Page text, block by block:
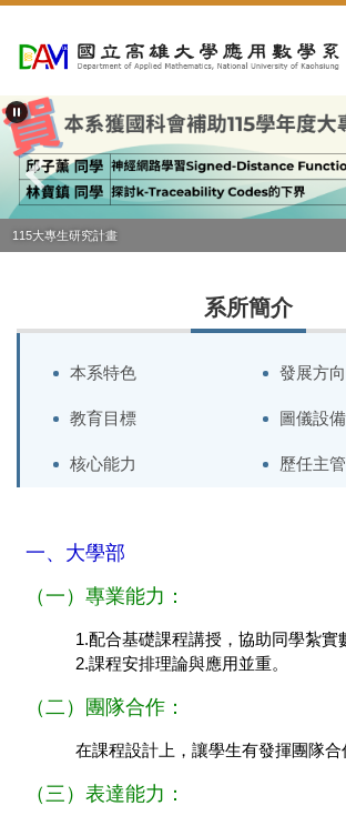
到
主
要
內
容
區
115大專生研究計畫
系所簡介
本系特色 發展方向
教育目標 圖儀設備
核心能力 歷任主管
一、大學部
（一）專業能力：
1.配合基礎課程講授，協助同學紮實數
2.課程安排理論與應用並重。
（二）團隊合作：
在課程設計上，讓學生有發揮團隊合
（三）表達能力：